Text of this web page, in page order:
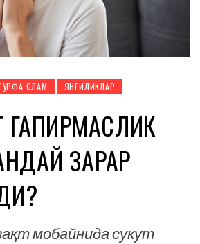
ОЛАМ ЯНГИЛИКЛАР
ГАПИРМАСЛИК
ЗАРАР
мобайнида сукут